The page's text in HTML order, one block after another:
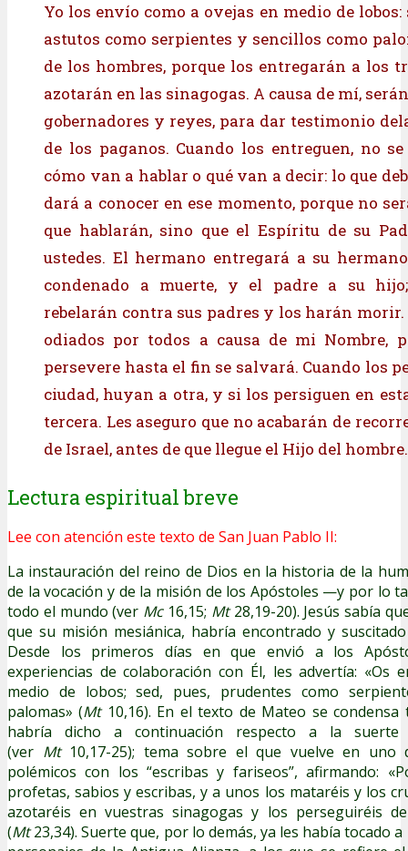
Yo los envío como a ovejas en medio de lobos:
astutos como serpientes y sencillos como
de los hombres, porque los entregarán a los
azotarán en las sinagogas. A causa de mí,
gobernadores y reyes, para dar testimonio
de los paganos. Cuando los entreguen, no
cómo van a hablar o qué van a decir: lo que
dará a conocer en ese momento, porque no
que hablarán, sino que el Espíritu de su
ustedes. El hermano entregará a su
condenado a muerte, y el padre a su
rebelarán contra sus padres y los harán morir.
odiados por todos a causa de mi Nombre,
persevere hasta el fin se salvará. Cuando los
ciudad, huyan a otra, y si los persiguen en
tercera. Les aseguro que no acabarán de
de Israel, antes de que llegue el Hijo del hombre.
Lectura espiritual breve
Lee con atención este texto de San Juan Pablo II:
La instauración del reino de Dios en la historia de la
de la vocación y de la misión de los Apóstoles —y por lo
todo el mundo (ver Mc16,15; Mt28,19-20). Jesús sabía
que su misión mesiánica, habría encontrado y
Desde los primeros días en que envió a los
experiencias de colaboración con Él, les advertía: «Os
medio de lobos; sed, pues, prudentes como
palomas» (Mt10,16). En el texto de Mateo se condensa
habría dicho a continuación respecto a la suerte
(ver Mt10,17-25); tema sobre el que vuelve en uno
polémicos con los “escribas y fariseos”, afirmando:
profetas, sabios y escribas, y a unos los mataréis y los
azotaréis en vuestras sinagogas y los perseguiréis
(Mt23,34). Suerte que, por lo demás, ya les había tocado